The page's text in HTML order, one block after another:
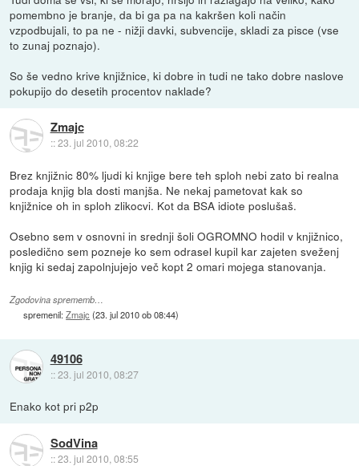
pomembno je branje, da bi ga pa na kakršen koli način
vzpodbujali, to pa ne - nižji davki, subvencije, skladi za pisce (vse
to zunaj poznajo).
So še vedno krive knjižnice, ki dobre in tudi ne tako dobre naslove
pokupijo do desetih procentov naklade?
Zmajc
::23. jul 2010, 08:22
Brez knjižnic 80% ljudi ki knjige bere teh sploh nebi zato bi realna
prodaja knjig bla dosti manjša. Ne nekaj pametovat kak so
knjižnice oh in sploh zlikocvi. Kot da BSA idiote poslušaš.
Osebno sem v osnovni in srednji šoli OGROMNO hodil v knjižnico,
posledično sem pozneje ko sem odrasel kupil kar zajeten sveženj
knjig ki sedaj zapolnjujejo več kopt 2 omari mojega stanovanja.
Zgodovina sprememb…
spremenil:Zmajc (23. jul 2010 ob 08:44)
49106
::23. jul 2010, 08:27
Enako kot pri p2p
SodVina
::23. jul 2010, 08:55